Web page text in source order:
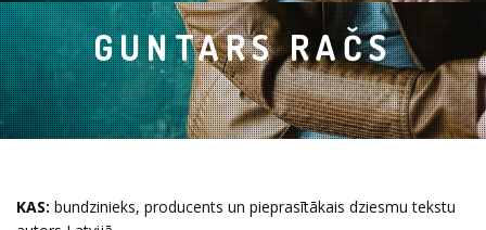
GUNTARS RAČS
KAS: bundzinieks, producents un pieprasītākais dziesmu tekstu